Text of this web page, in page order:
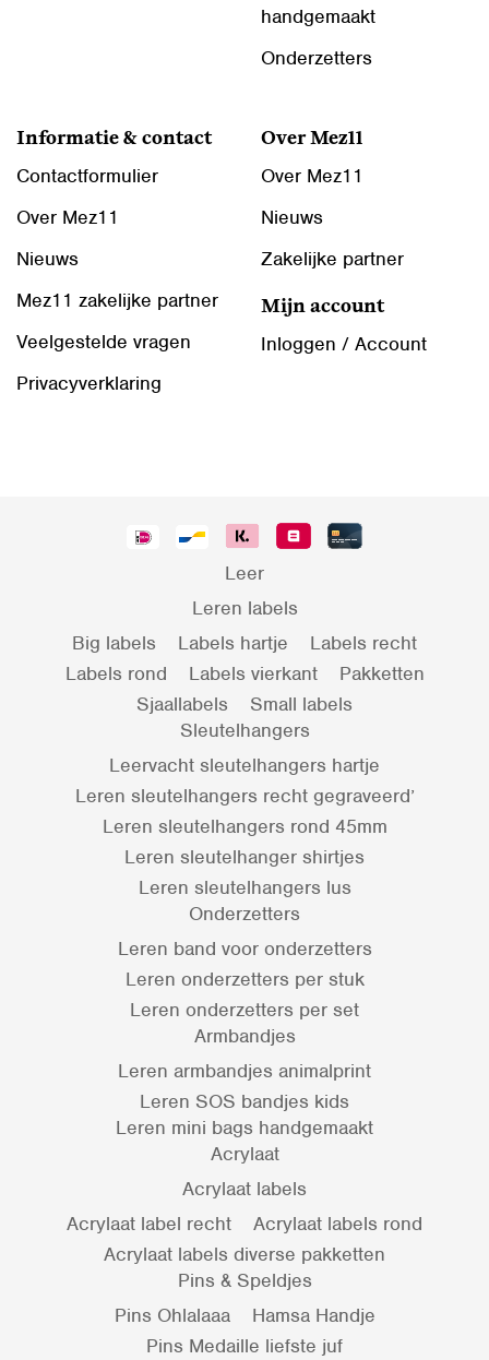
handgemaakt
Onderzetters
Informatie & contact
Contactformulier
Over Mez11
Nieuws
Mez11 zakelijke partner
Veelgestelde vragen
Privacyverklaring
Over Mez11
Over Mez11
Nieuws
Zakelijke partner
Mijn account
Inloggen / Account
Leer
Leren labels
Big labels
Labels hartje
Labels recht
Labels rond
Labels vierkant
Pakketten
Sjaallabels
Small labels
Sleutelhangers
Leervacht sleutelhangers hartje
Leren sleutelhangers recht gegraveerd’
Leren sleutelhangers rond 45mm
Leren sleutelhanger shirtjes
Leren sleutelhangers lus
Onderzetters
Leren band voor onderzetters
Leren onderzetters per stuk
Leren onderzetters per set
Armbandjes
Leren armbandjes animalprint
Leren SOS bandjes kids
Leren mini bags handgemaakt
Acrylaat
Acrylaat labels
Acrylaat label recht
Acrylaat labels rond
Acrylaat labels diverse pakketten
Pins & Speldjes
Pins Ohlalaaa
Hamsa Handje
Pins Medaille liefste juf